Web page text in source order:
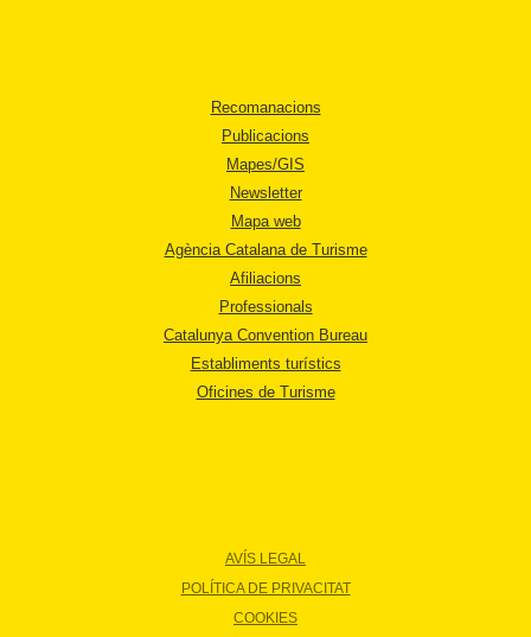
Recomanacions
Publicacions
Mapes/GIS
Newsletter
Mapa web
Agència Catalana de Turisme
Afiliacions
Professionals
Catalunya Convention Bureau
Establiments turístics
Oficines de Turisme
AVÍS LEGAL
POLÍTICA DE PRIVACITAT
COOKIES